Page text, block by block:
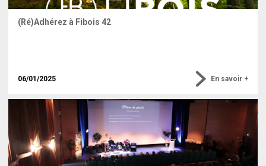
(Ré)Adhérez à Fibois 42
06/01/2025 En savoir +